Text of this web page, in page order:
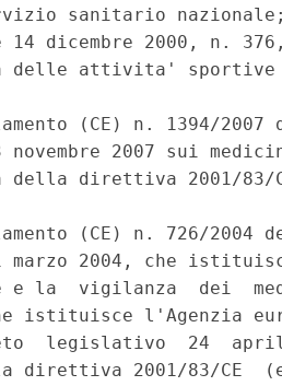
sanitario
14 dicembre 2000, n.
delle attivita'
(CE) n. 1394/2007
novembre 2007 sui
della direttiva 2001/83/
(CE) n. 726/2004
marzo 2004, che
e la  vigilanza  dei
istituisce l'Agenzia
legislativo  24
direttiva 2001/83/CE